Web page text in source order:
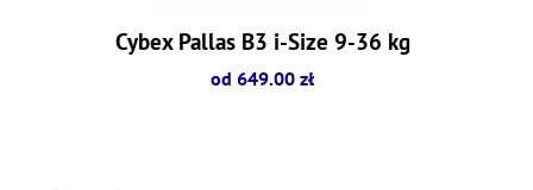
Cybex Pallas B3 i-Size 9-36 kg
od 649.00 zł